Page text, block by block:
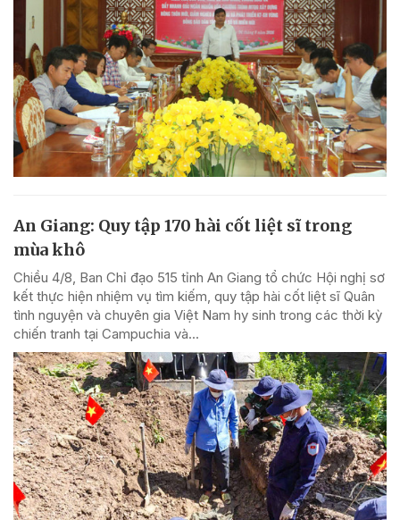
An Giang: Quy tập 170 hài cốt liệt sĩ trong
mùa khô
Chiều 4/8, Ban Chỉ đạo 515 tỉnh An Giang tổ chức Hội nghị sơ
kết thực hiện nhiệm vụ tìm kiếm, quy tập hài cốt liệt sĩ Quân
tình nguyện và chuyên gia Việt Nam hy sinh trong các thời kỳ
chiến tranh tại Campuchia và...